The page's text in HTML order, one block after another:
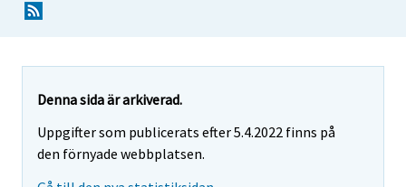
Denna sida är arkiverad.
Uppgifter som publicerats efter 5.4.2022 finns på
den förnyade webbplatsen.